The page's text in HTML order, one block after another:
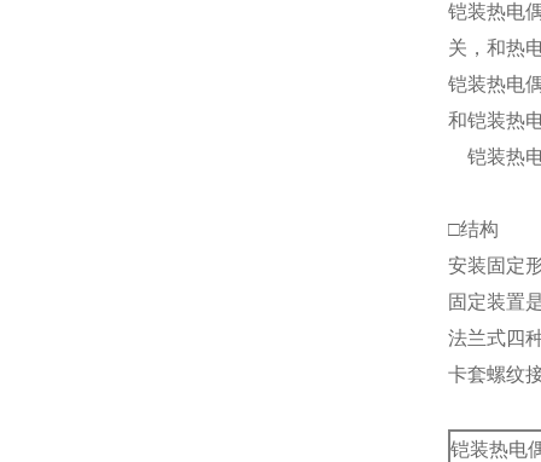
铠装热电
关，和热
铠装热电
和铠装热
铠装热
□结构
安装固定
固定装置
法兰式四
卡套螺纹
铠装热电